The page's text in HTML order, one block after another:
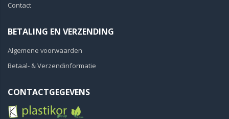
Contact
BETALING EN VERZENDING
Algemene voorwaarden
Betaal- & Verzendinformatie
CONTACTGEGEVENS